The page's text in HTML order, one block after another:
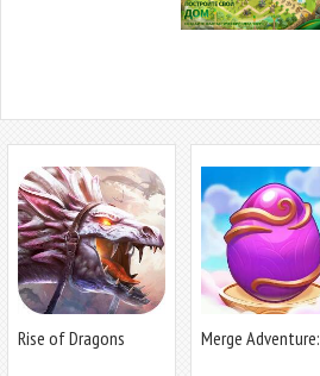
Rise of Dragons
Merge Adventure: